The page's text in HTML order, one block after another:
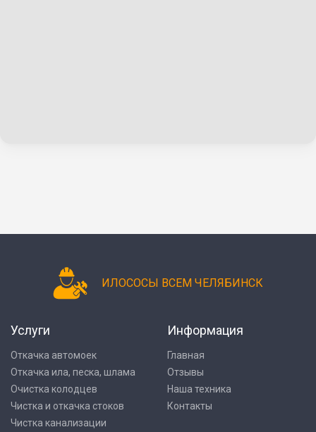
ИЛОСОСЫ ВСЕМ ЧЕЛЯБИНСК
Услуги
Откачка автомоек
Откачка ила, песка, шлама
Очистка колодцев
Чистка и откачка стоков
Чистка канализации
Информация
Главная
Отзывы
Наша техника
Контакты